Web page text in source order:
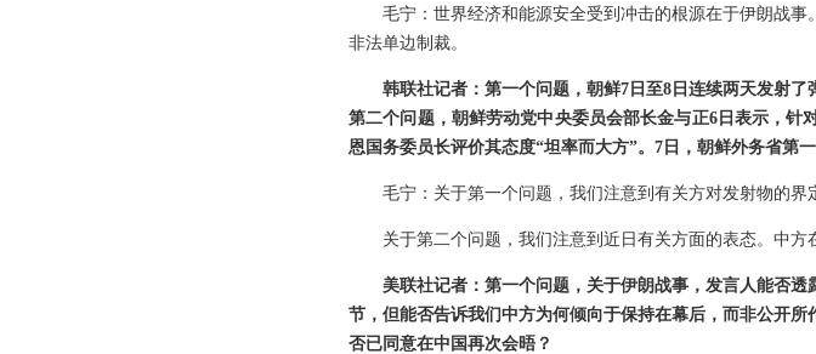
毛宁：世界经济和能源安全受到冲击的根源在于伊朗战
非法单边制裁。
韩联社记者：第一个问题，朝鲜7日至8日连续两天发射
第二个问题，朝鲜劳动党中央委员会部长金与正6日表示，
恩国务委员长评价其态度“坦率而大方”。7日，朝鲜外务省第
毛宁：关于第一个问题，我们注意到有关方对发射物的界
关于第二个问题，我们注意到近日有关方面的表态。中方
美联社记者：第一个问题，关于伊朗战事，发言人能否
节，但能否告诉我们中方为何倾向于保持在幕后，而非公开
否已同意在中国再次会晤？